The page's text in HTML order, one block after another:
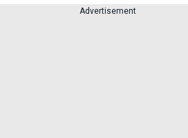
Advertisement